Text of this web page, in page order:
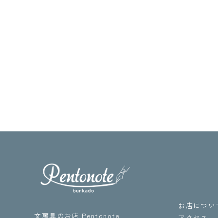
文房具のお店 Pentonote
お店につい